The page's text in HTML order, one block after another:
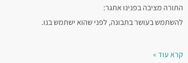
התורה מציבה בפנינו אתגר:
להשתמש בעושר בתבונה, לפני שהוא ישתמש בנו.
קרא עוד »